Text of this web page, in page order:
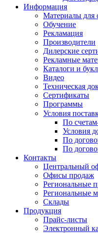
Информация
Материалы для
Обучение
Рекламация
Производители
Дилерские
Рекламные
Каталоги и
Видео
Техническая
Сертификаты
Программы
Условия
По
Условия
По
По
Контакты
Центральный
Офисы продаж
Региональные
Региональные
Склады
Продукция
Прайс-листы
Электронный